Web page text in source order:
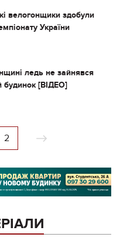
велогонщики здобули
України
ледь не зайнявся
будинок [ВІДЕО]
2